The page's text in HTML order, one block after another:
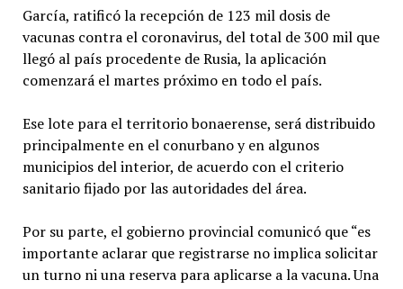
García, ratificó la recepción de 123 mil dosis de
vacunas contra el coronavirus, del total de 300 mil que
llegó al país procedente de Rusia, la aplicación
comenzará el martes próximo en todo el país.
Ese lote para el territorio bonaerense, será distribuido
principalmente en el conurbano y en algunos
municipios del interior, de acuerdo con el criterio
sanitario fijado por las autoridades del área.
Por su parte, el gobierno provincial comunicó que “es
importante aclarar que registrarse no implica solicitar
un turno ni una reserva para aplicarse a la vacuna. Una